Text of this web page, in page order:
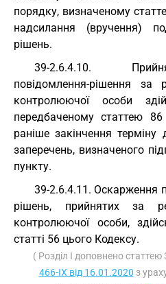
порядку, визначеному
надсилання (вручення)
рішень.
39-2.6.4.10.
повідомлення-рішення за
контролюючої особи
передбаченому статтею
раніше закінчення
заперечень, визначеного
пункту.
39-2.6.4.11. Оскарження
рішень, прийнятих за
контролюючої особи,
статті 56 цього Кодексу.
( Розділ I доповнено статтею
466-IX від 16.01.2020 з